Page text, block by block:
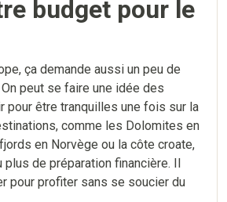
budget pour le
ça demande aussi un peu de
peut se faire une idée des
pour être tranquilles une fois sur la
comme les Dolomites en
en Norvège ou la côte croate,
plus de préparation financière. Il
pour profiter sans se soucier du